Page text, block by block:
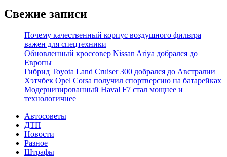
Свежие записи
Почему качественный корпус воздушного фильтра
важен для спецтехники
Обновленный кроссовер Nissan Ariya добрался до
Европы
Гибрид Toyota Land Cruiser 300 добрался до Австралии
Хэтчбек Opel Corsa получил спортверсию на батарейках
Модернизированный Haval F7 стал мощнее и
технологичнее
Автосоветы
ДТП
Новости
Разное
Штрафы